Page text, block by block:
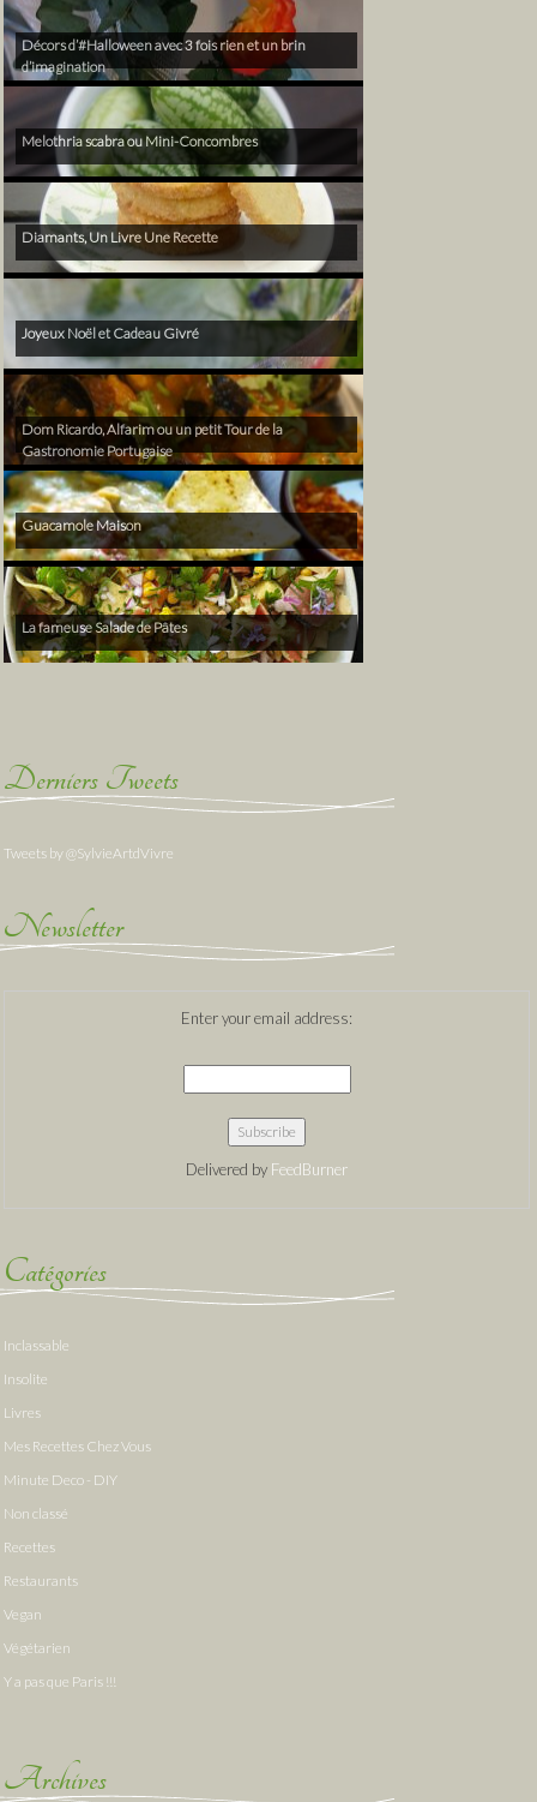
Décors d’#Halloween avec 3 fois rien et un brin
d’imagination
Melothria scabra ou Mini-Concombres
Diamants, Un Livre Une Recette
Joyeux Noël et Cadeau Givré
Dom Ricardo, Alfarim ou un petit Tour de la
Gastronomie Portugaise
Guacamole Maison
La fameuse Salade de Pâtes
Derniers Tweets
Tweets by @SylvieArtdVivre
Newsletter
Enter your email address:
Delivered by FeedBurner
Catégories
Inclassable
Insolite
Livres
Mes Recettes Chez Vous
Minute Deco - DIY
Non classé
Recettes
Restaurants
Vegan
Végétarien
Y a pas que Paris !!!
Archives